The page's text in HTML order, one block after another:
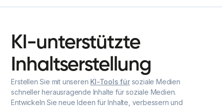
KI-unterstützte
Inhaltserstellung
Erstellen Sie mit unseren KI-Tools fürsoziale Medien
schneller herausragende Inhalte für soziale Medien.
Entwickeln Sie neue Ideen für Inhalte, verbessern und